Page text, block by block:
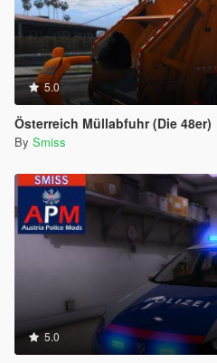
5.0
Österreich Müllabfuhr (Die 48er)
By Smiss
5.0